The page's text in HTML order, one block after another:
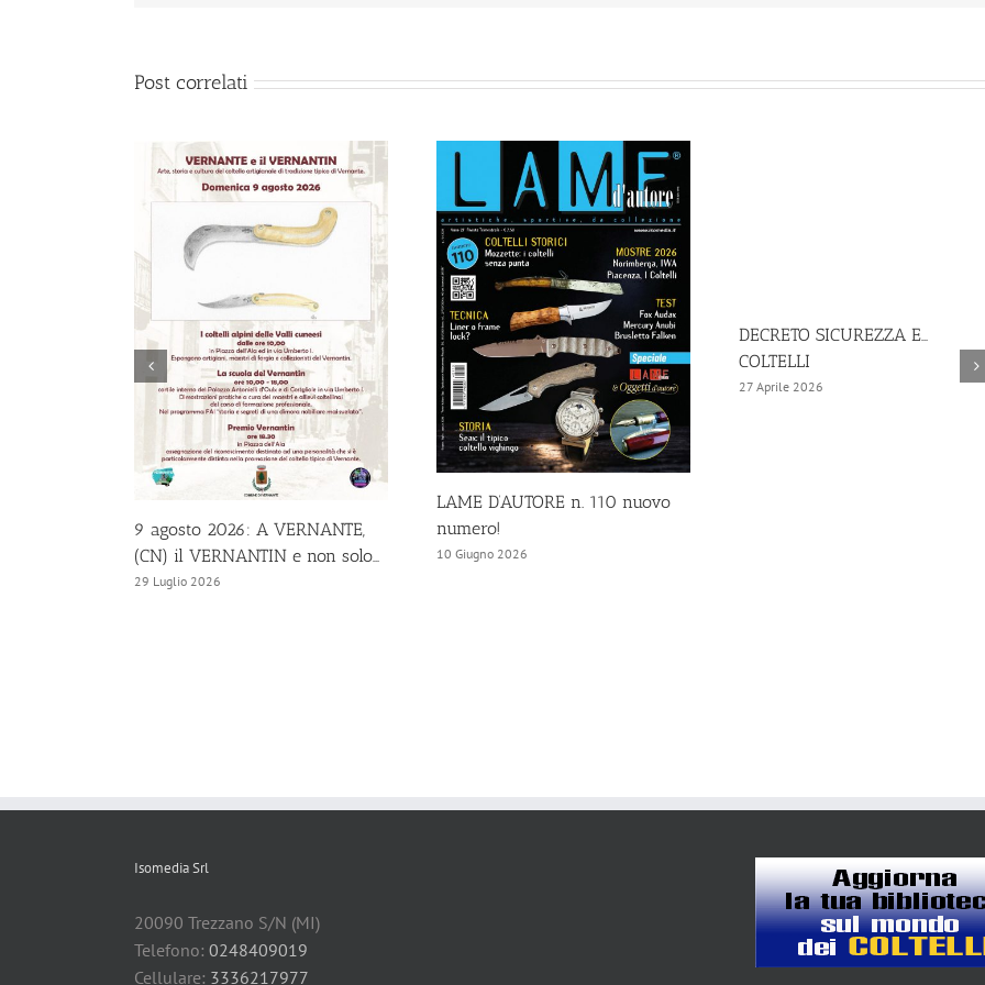
Post correlati
9 agosto 2026: A VERNANTE,
(CN) il VERNANTIN e non solo…
29 Luglio 2026
LAME D’AUTORE n. 110 nuovo
numero!
10 Giugno 2026
DECRETO SICUREZZA E…
COLTELLI
27 Aprile 2026
Isomedia Srl
20090 Trezzano S/N (MI)
Telefono: 0248409019
Cellulare: 3336217977